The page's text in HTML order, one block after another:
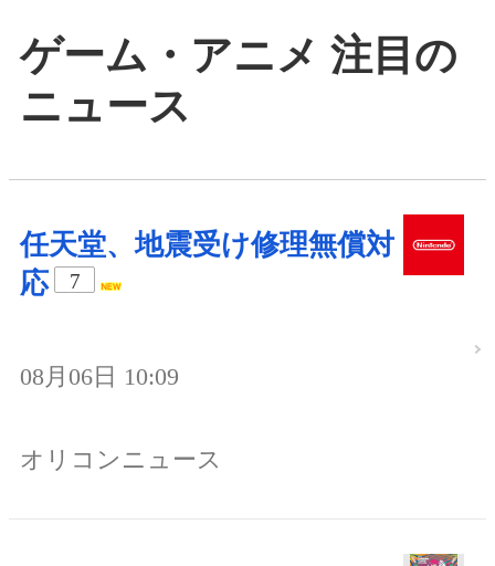
ゲーム・アニメ 注目の
ニュース
任天堂、地震受け修理無償対
応
7
08月06日 10:09
オリコンニュース